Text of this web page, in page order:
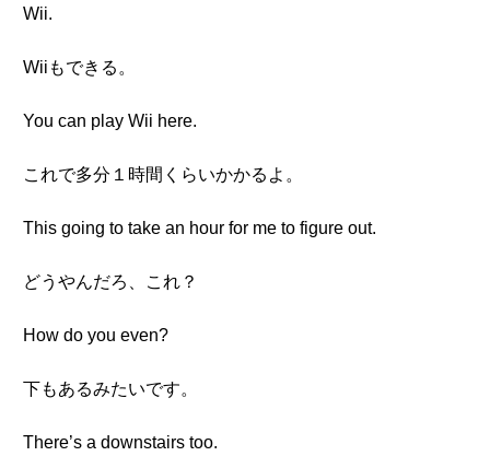
Wii.
Wiiもできる。
You can play Wii here.
これで多分１時間くらいかかるよ。
This going to take an hour for me to figure out.
どうやんだろ、これ？
How do you even?
下もあるみたいです。
There’s a downstairs too.